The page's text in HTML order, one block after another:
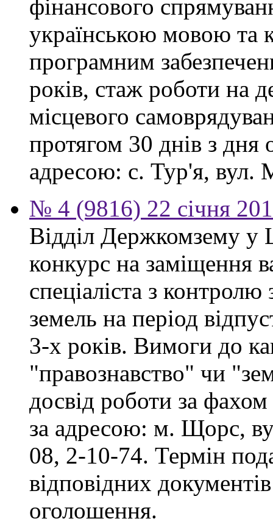
фінансового
українською мовою та
програмним
років, стаж роботи на
місцевого
протягом 30 днів з дня
адресою: с. Тур'я, вул.
№ 4 (9816) 22 січня
Відділ Держкомзему у
конкурс на заміщення
спеціаліста з
земель на період
3-х років. Вимоги до
"правознавство" чи
досвід роботи за
за адресою: м. Щорс,
08, 2-10-74. Термін
відповідних
оголошення.